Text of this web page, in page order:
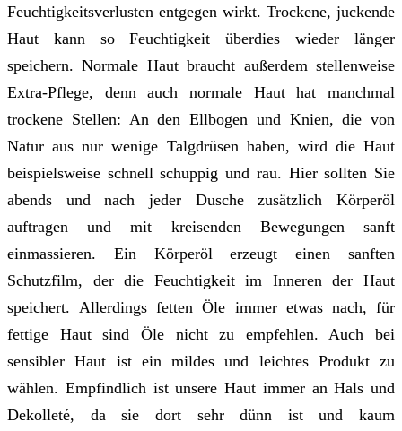
Feuchtigkeitsverlusten entgegen wirkt. Trockene, juckende
Haut kann so Feuchtigkeit überdies wieder länger
speichern. Normale Haut braucht außerdem stellenweise
Extra-Pflege, denn auch normale Haut hat manchmal
trockene Stellen: An den Ellbogen und Knien, die von
Natur aus nur wenige Talgdrüsen haben, wird die Haut
beispielsweise schnell schuppig und rau. Hier sollten Sie
abends und nach jeder Dusche zusätzlich Körperöl
auftragen und mit kreisenden Bewegungen sanft
einmassieren. Ein Körperöl erzeugt einen sanften
Schutzfilm, der die Feuchtigkeit im Inneren der Haut
speichert. Allerdings fetten Öle immer etwas nach, für
fettige Haut sind Öle nicht zu empfehlen. Auch bei
sensibler Haut ist ein mildes und leichtes Produkt zu
wählen. Empfindlich ist unsere Haut immer an Hals und
Dekolleté, da sie dort sehr dünn ist und kaum